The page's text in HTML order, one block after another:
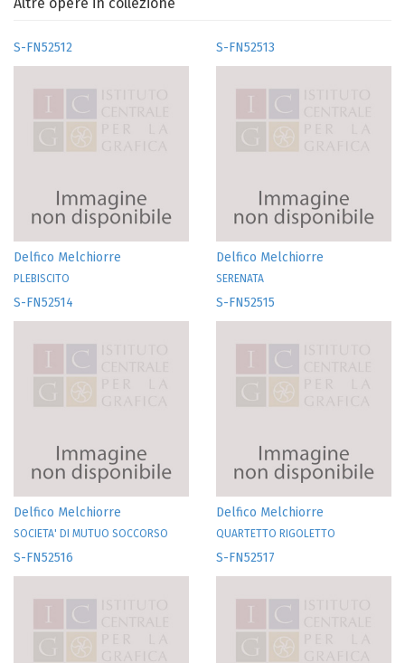
S-FN52512
Delfico Melchiorre
PLEBISCITO
S-FN52513
Delfico Melchiorre
SERENATA
S-FN52514
Delfico Melchiorre
SOCIETA' DI MUTUO SOCCORSO
S-FN52515
Delfico Melchiorre
QUARTETTO RIGOLETTO
S-FN52516 S-FN52517